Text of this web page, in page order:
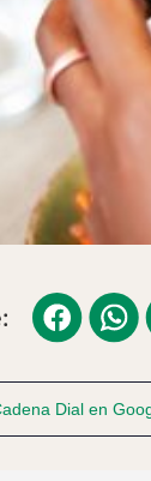
Dial en